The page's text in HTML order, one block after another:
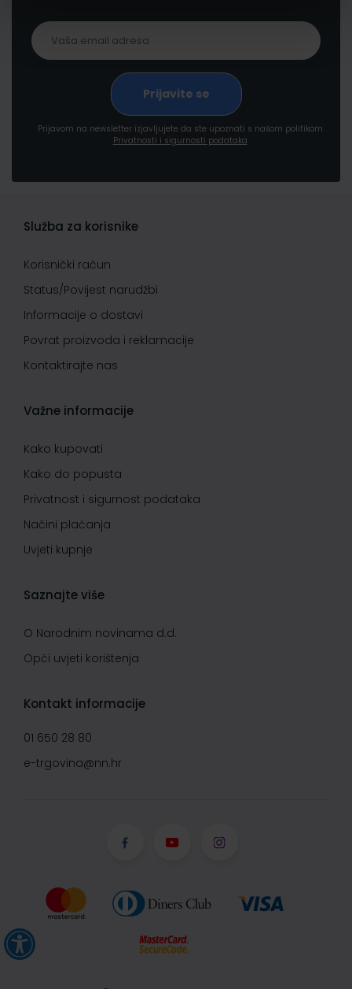
Prijavom na newsletter izjavljujete da ste upoznati s našom politikom
Privatnosti i sigurnosti podataka
Služba za korisnike
Korisnički račun
Status/Povijest narudžbi
Informacije o dostavi
Povrat proizvoda i reklamacije
Kontaktirajte nas
Važne informacije
Kako kupovati
Kako do popusta
Privatnost i sigurnost podataka
Načini plaćanja
Uvjeti kupnje
Saznajte više
O Narodnim novinama d.d.
Opći uvjeti korištenja
Kontakt informacije
01 650 28 80
e-trgovina@nn.hr